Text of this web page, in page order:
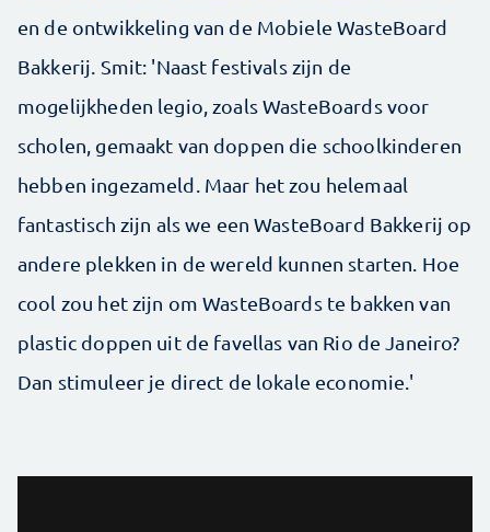
en de ontwikkeling van de Mobiele WasteBoard
Bakkerij. Smit: 'Naast festivals zijn de
mogelijkheden legio, zoals WasteBoards voor
scholen, gemaakt van doppen die schoolkinderen
hebben ingezameld. Maar het zou helemaal
fantastisch zijn als we een WasteBoard Bakkerij op
andere plekken in de wereld kunnen starten. Hoe
cool zou het zijn om WasteBoards te bakken van
plastic doppen uit de favellas van Rio de Janeiro?
Dan stimuleer je direct de lokale economie.'